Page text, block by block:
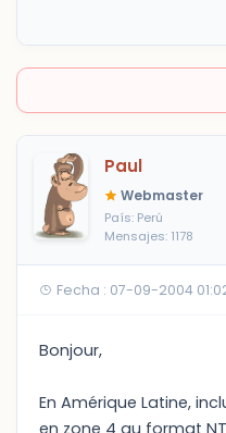
Paul
Webmaster
País: Perú
Mensajes: 1178
Fecha : 07-09-2004
Bonjour,
En Amérique Latine,
en zone 4 au format